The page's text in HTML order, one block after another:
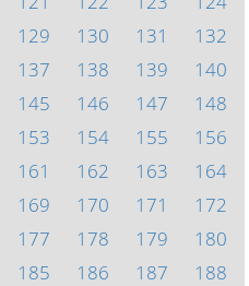
129 130 131
132
137 138 139
140
145 146 147
148
153 154 155
156
161 162 163
164
169 170 171
172
177 178 179
180
185 186 187
188